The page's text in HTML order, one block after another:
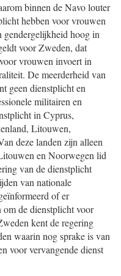
binnen de Navo louter
hebben voor vrouwen
gendergelijkheid hoog in
voor Zweden, dat
vrouwen invoert in
De meerderheid van
geen dienstplicht en
militairen en
in Cyprus,
Litouwen,
deze landen zijn alleen
en Noorwegen lid
van de dienstplicht
van nationale
of er
om de dienstplicht voor
kent de regering
waarin nog sprake is van
voor vervangende dienst